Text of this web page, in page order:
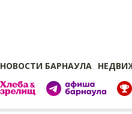
НОВОСТИ БАРНАУЛА